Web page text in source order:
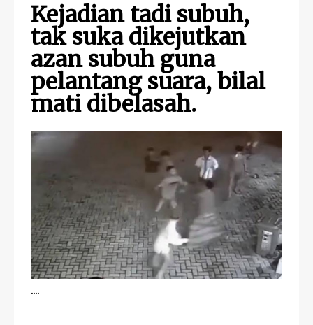
Kejadian tadi subuh,
tak suka dikejutkan
azan subuh guna
pelantang suara, bilal
mati dibelasah.
....